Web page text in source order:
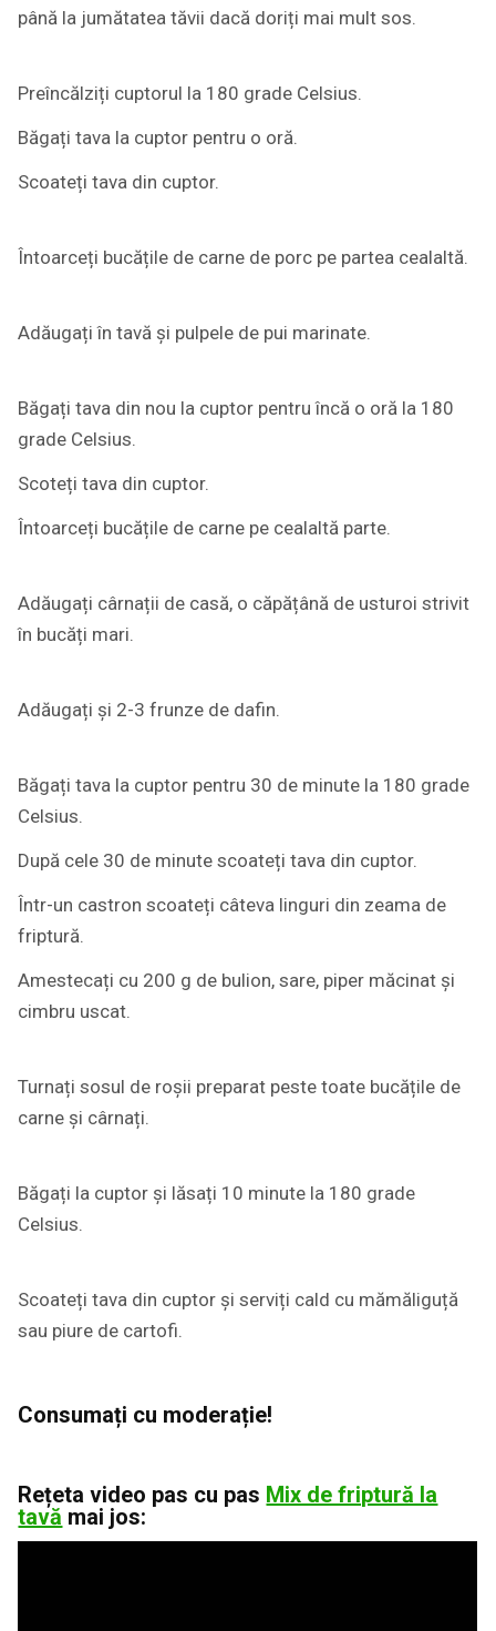
până la jumătatea tăvii dacă doriți mai mult sos.
Preîncălziți cuptorul la 180 grade Celsius.
Băgați tava la cuptor pentru o oră.
Scoateți tava din cuptor.
Întoarceți bucățile de carne de porc pe partea cealaltă.
Adăugați în tavă și pulpele de pui marinate.
Băgați tava din nou la cuptor pentru încă o oră la 180
grade Celsius.
Scoteți tava din cuptor.
Întoarceți bucățile de carne pe cealaltă parte.
Adăugați cârnații de casă, o căpățână de usturoi strivit
în bucăți mari.
Adăugați și 2-3 frunze de dafin.
Băgați tava la cuptor pentru 30 de minute la 180 grade
Celsius.
După cele 30 de minute scoateți tava din cuptor.
Într-un castron scoateți câteva linguri din zeama de
friptură.
Amestecați cu 200 g de bulion, sare, piper măcinat și
cimbru uscat.
Turnați sosul de roșii preparat peste toate bucățile de
carne și cârnați.
Băgați la cuptor și lăsați 10 minute la 180 grade
Celsius.
Scoateți tava din cuptor și serviți cald cu mămăliguță
sau piure de cartofi.
Consumați cu moderație!
Rețeta video pas cu pas Mix de friptură la
tavă mai jos: